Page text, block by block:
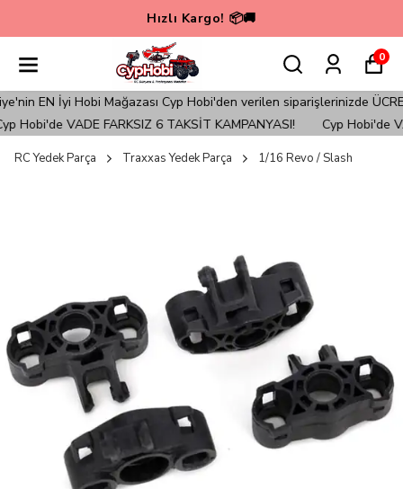
Hızlı Kargo! 📦🚚
0
EN İyi Hobi Mağazası Cyp Hobi'den verilen siparişlerinizde
Hobi'de VADE FARKSIZ 6 TAKSİT KAMPANYASI!
Cyp Hobi'de
RC Yedek Parça Traxxas Yedek Parça 1/16 Revo / Slash